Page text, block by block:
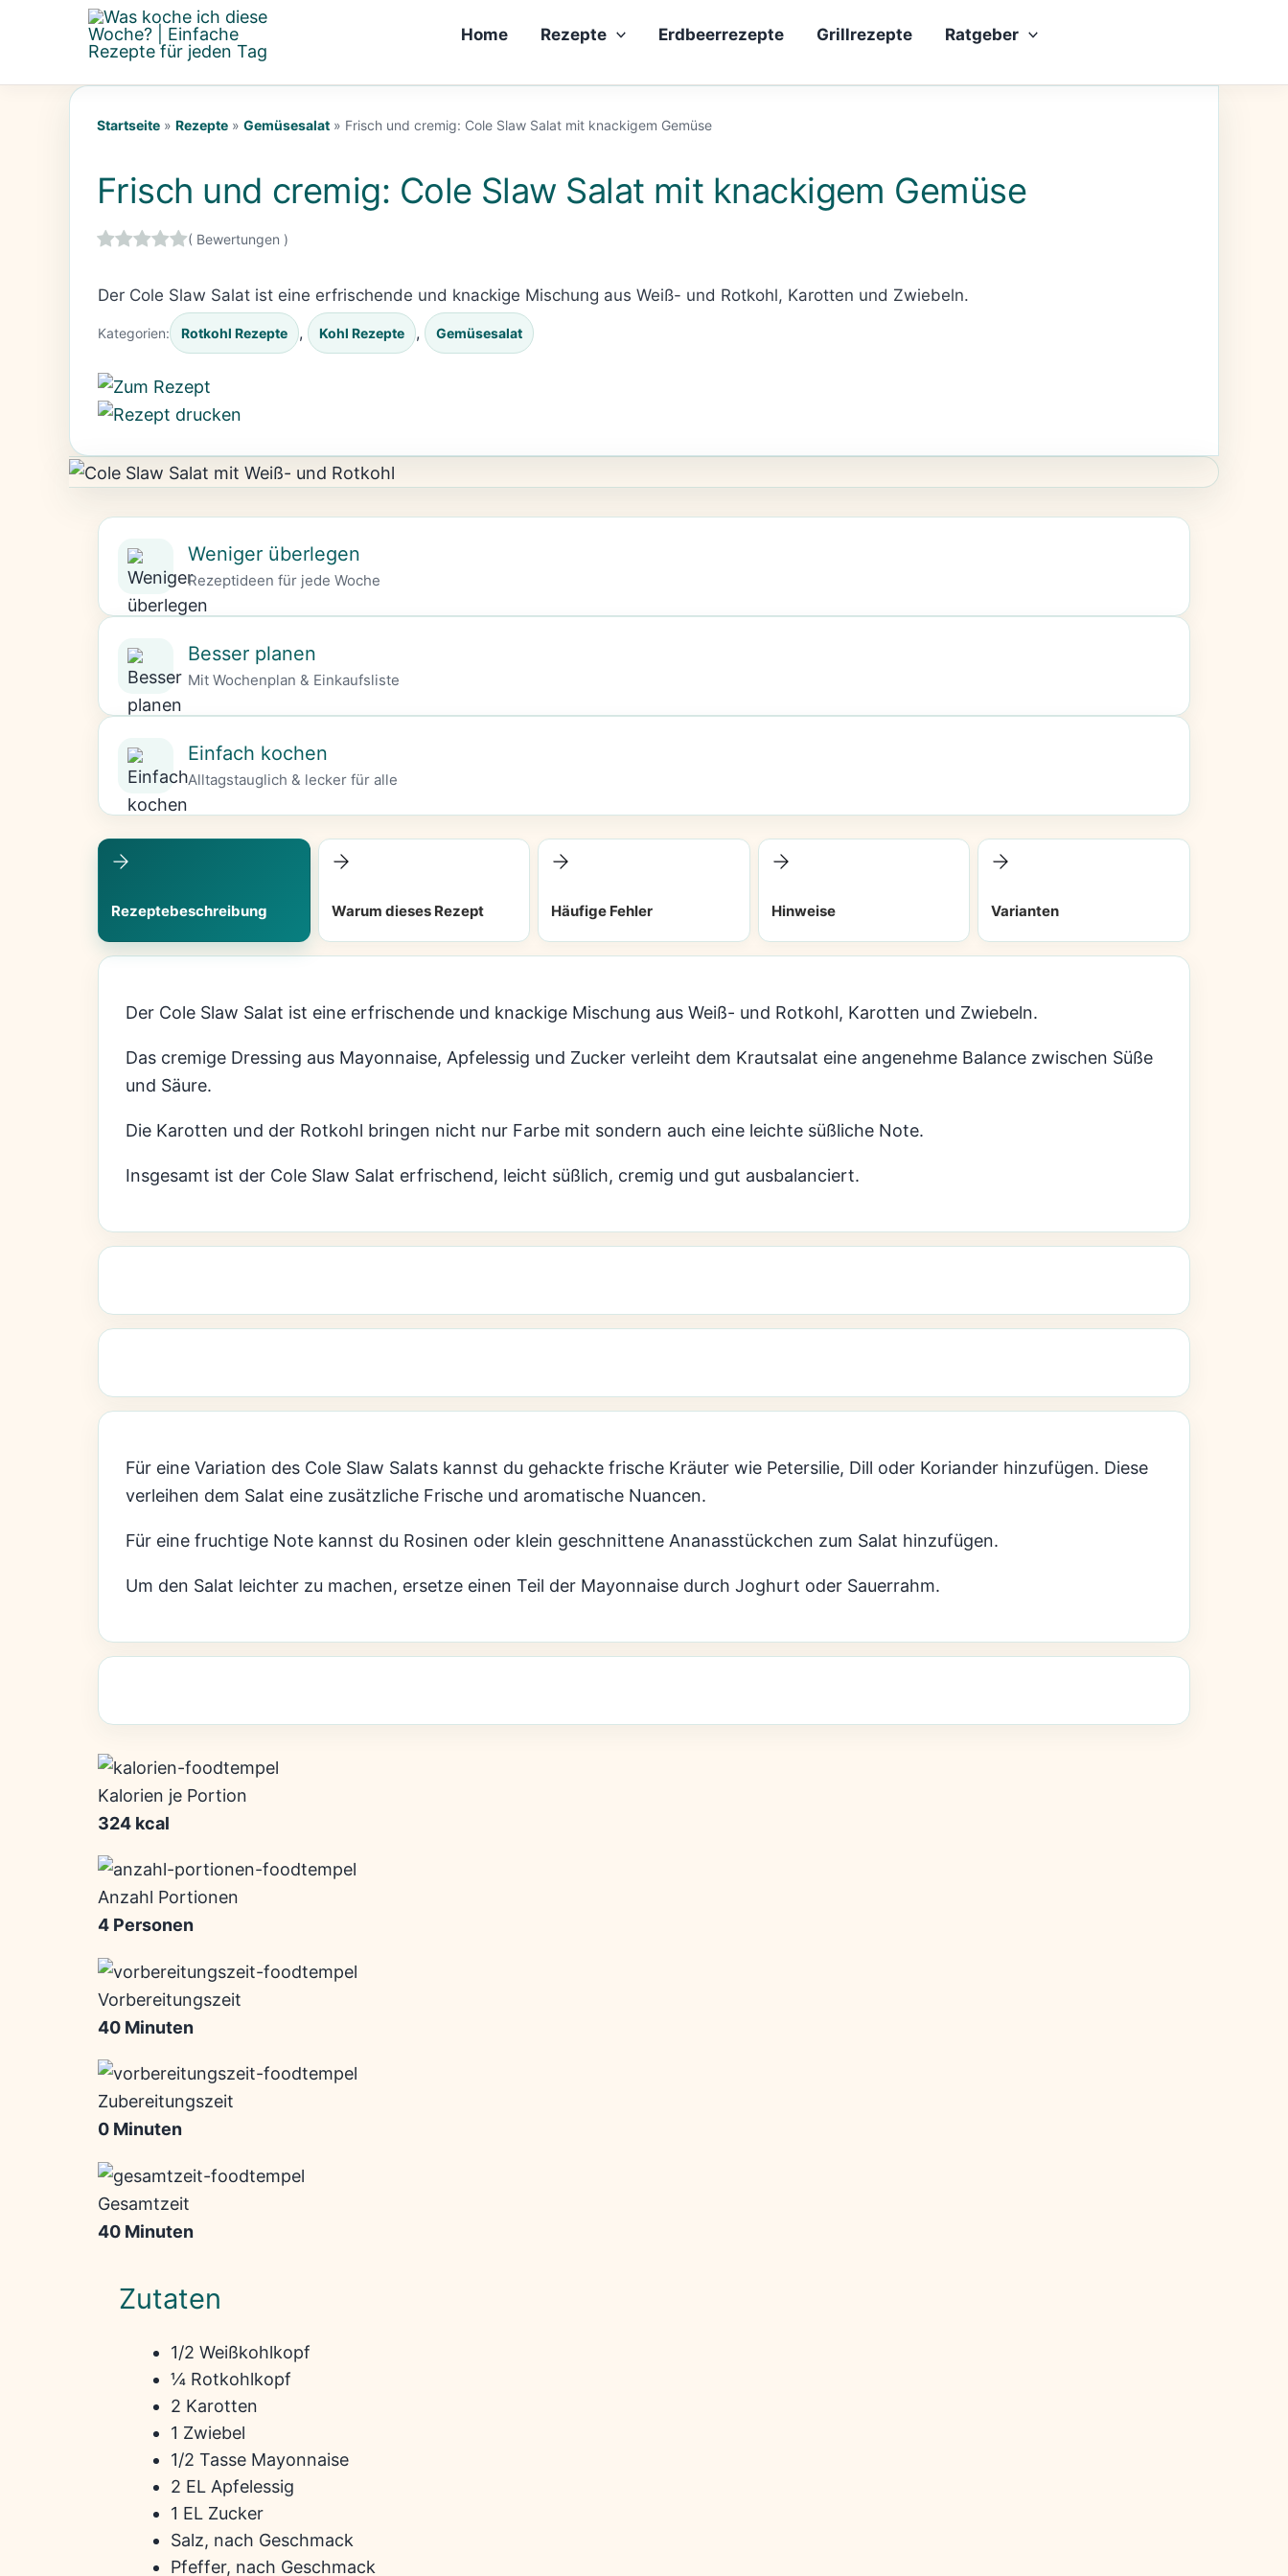
Home Rezepte Erdbeerrezepte Grillrezepte Ratgeber
Startseite » Rezepte » Gemüsesalat » Frisch und cremig: Cole Slaw Salat mit knackigem Gemüse
Frisch und cremig: Cole Slaw Salat mit knackigem Gemüse
( Bewertungen )
Der Cole Slaw Salat ist eine erfrischende und knackige Mischung aus Weiß- und Rotkohl, Karotten und Zwiebeln.
Kategorien: Rotkohl Rezepte , Kohl Rezepte , Gemüsesalat
Weniger überlegen
Rezeptideen für jede Woche
Besser planen
Mit Wochenplan & Einkaufsliste
Einfach kochen
Alltagstauglich & lecker für alle
Rezeptebeschreibung Warum dieses Rezept Häufige Fehler Hinweise Varianten
Der Cole Slaw Salat ist eine erfrischende und knackige Mischung aus Weiß- und Rotkohl, Karotten und Zwiebeln.
Das cremige Dressing aus Mayonnaise, Apfelessig und Zucker verleiht dem Krautsalat eine angenehme Balance zwischen Süße
und Säure.
Die Karotten und der Rotkohl bringen nicht nur Farbe mit sondern auch eine leichte süßliche Note.
Insgesamt ist der Cole Slaw Salat erfrischend, leicht süßlich, cremig und gut ausbalanciert.
Für eine Variation des Cole Slaw Salats kannst du gehackte frische Kräuter wie Petersilie, Dill oder Koriander hinzufügen. Diese
verleihen dem Salat eine zusätzliche Frische und aromatische Nuancen.
Für eine fruchtige Note kannst du Rosinen oder klein geschnittene Ananasstückchen zum Salat hinzufügen.
Um den Salat leichter zu machen, ersetze einen Teil der Mayonnaise durch Joghurt oder Sauerrahm.
Kalorien je Portion
324 kcal
Anzahl Portionen
4 Personen
Vorbereitungszeit
40 Minuten
Zubereitungszeit
0 Minuten
Gesamtzeit
40 Minuten
Zutaten
1/2 Weißkohlkopf
¼ Rotkohlkopf
2 Karotten
1 Zwiebel
1/2 Tasse Mayonnaise
2 EL Apfelessig
1 EL Zucker
Salz, nach Geschmack
Pfeffer, nach Geschmack